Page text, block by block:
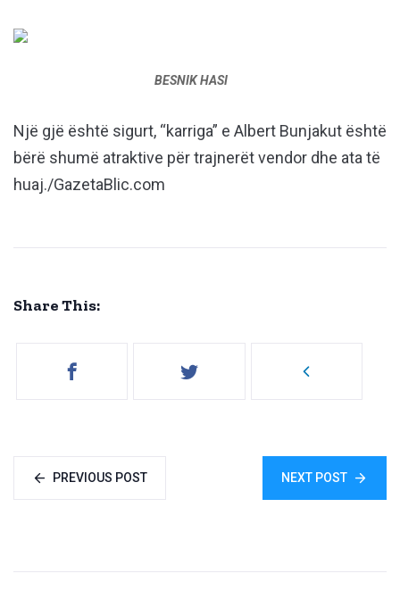
BESNIK HASI
Një gjë është sigurt, “karriga” e Albert Bunjakut është
bërë shumë atraktive për trajnerët vendor dhe ata të
huaj./GazetaBlic.com
Share This:
PREVIOUS POST NEXT POST